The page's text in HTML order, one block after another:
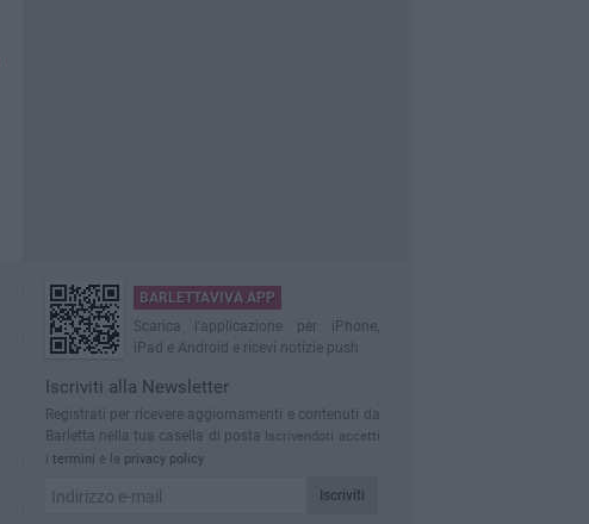
BARLETTAVIVA APP
Scarica l'applicazione per iPhone,
iPad e Android e ricevi notizie push
Iscriviti alla Newsletter
Registrati per ricevere aggiornamenti e contenuti da
Barletta nella tua casella di posta Iscrivendoti accetti
i termini e la privacy policy
Iscriviti